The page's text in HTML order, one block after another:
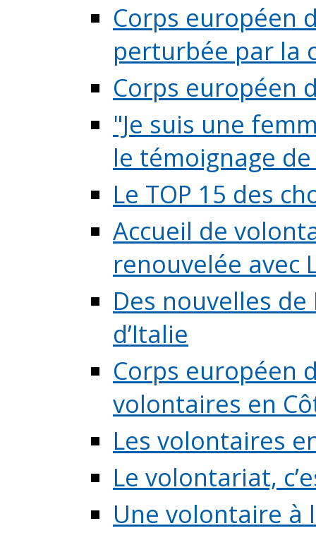
Corps européen
perturbée par la
Corps européen
"Je suis une
le témoignage de
Le TOP 15 des
Accueil de
renouvelée avec
Des nouvelles
d’Italie
Corps européen
volontaires en
Les volontaires
Le volontariat,
Une volontaire à